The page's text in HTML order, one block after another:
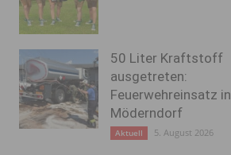
50 Liter Kraftstoff
ausgetreten:
Feuerwehreinsatz in
Möderndorf
Aktuell 5. August 2026